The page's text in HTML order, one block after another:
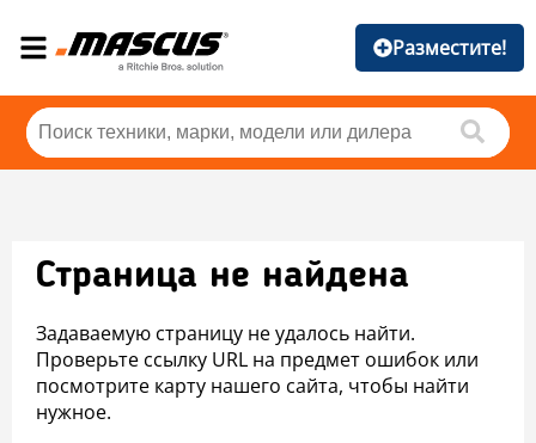
Разместите!
Страница не найдена
Задаваемую страницу не удалось найти.
Проверьте ссылку URL на предмет ошибок или
посмотрите карту нашего сайта, чтобы найти
нужное.